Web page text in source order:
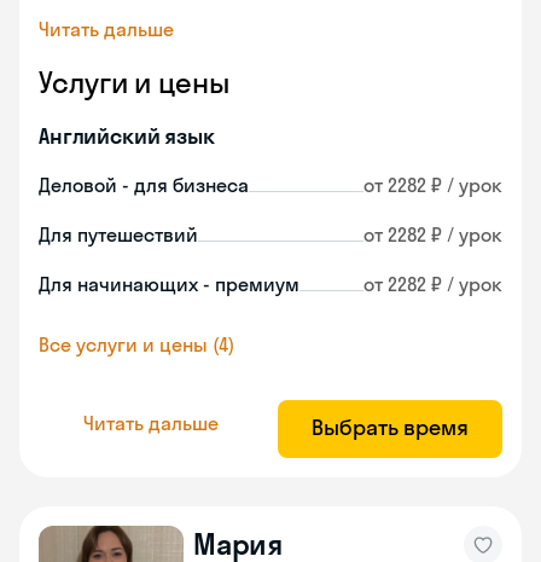
Читать дальше
Услуги и цены
Английский язык
Деловой - для бизнеса от 2282 ₽ / урок
Для путешествий от 2282 ₽ / урок
Для начинающих - премиум от 2282 ₽ / урок
Все услуги и цены (4)
Читать дальше Выбрать время
Мария